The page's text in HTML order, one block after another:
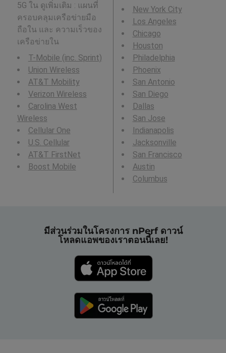
5G ใน ดูเพิ่มเติม : แผนที่
ครอบคลุมเครือข่ายมือ
ถือใน และ ความเร็วของ
เครือข่ายใน
T-Mobile (inc. Sprint)
Union Wireless
AT&T Mobility
Verizon Wireless
Carolina West
Wireless
Cellular One
U.S. Cellular
AT&T FirstNet
Boost Mobile
New York City
Los Angeles
Chicago
Houston
Philadelphia
Phoenix
San Antonio
San Diego
Dallas
San Jose
Indianapolis
Jacksonville
San Francisco
Austin
Columbus
มีส่วนร่วมในโครงการ nPerf ดาวน์
โหลดแอพของเราตอนนี้เลย!